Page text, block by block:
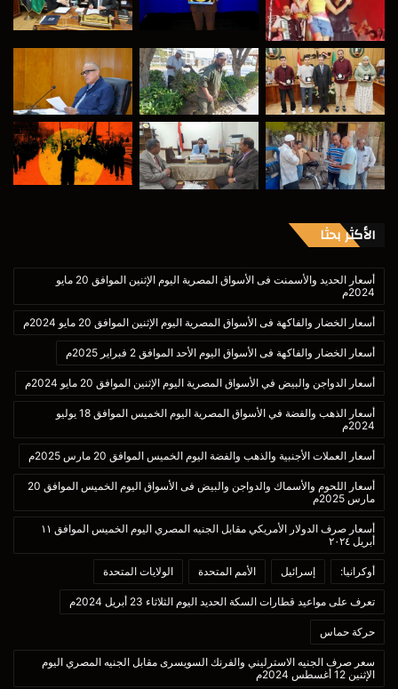
الأكثر بحثا
أسعار الحديد والأسمنت فى الأسواق المصرية اليوم الإثنين الموافق 20 مايو
2024م
أسعار الخضار والفاكهة فى الأسواق المصرية اليوم الإثنين الموافق 20 مايو 2024م
أسعار الخضار والفاكهة فى الأسواق اليوم الأحد الموافق 2 فبراير 2025م
أسعار الدواجن والبيض في الأسواق المصرية اليوم الإثنين الموافق 20 مايو 2024م
أسعار الذهب والفضة في الأسواق المصرية اليوم الخميس الموافق 18 يوليو
2024م
أسعار العملات الأجنبية والذهب والفضة اليوم الخميس الموافق 20 مارس 2025م
أسعار اللحوم والأسماك والدواجن والبيض فى الأسواق اليوم الخميس الموافق 20
مارس 2025م
أسعار صرف الدولار الأمريكي مقابل الجنيه المصري اليوم الخميس الموافق ١١
أبريل ٢٠٢٤
أوكرانيا: إسرائيل الأمم المتحدة الولايات المتحدة
تعرف على مواعيد قطارات السكة الحديد اليوم الثلاثاء 23 أبريل 2024م
حركة حماس
سعر صرف الجنيه الاسترليني والفرنك السويسرى مقابل الجنيه المصري اليوم
الإثنين 12 أغسطس 2024م